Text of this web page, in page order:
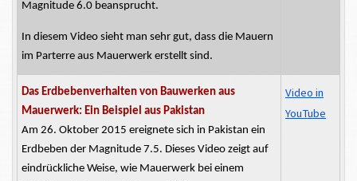
Magnitude 6.0 beansprucht.
In diesem Video sieht man sehr gut, dass die Mauern
im Parterre aus Mauerwerk erstellt sind.
Das Erdbebenverhalten von Bauwerken aus
Mauerwerk: Ein Beispiel aus Pakistan
Am 26. Oktober 2015 ereignete sich in Pakistan ein
Erdbeben der Magnitude 7.5. Dieses Video zeigt auf
eindrückliche Weise, wie Mauerwerk bei einem
Video in
YouTube